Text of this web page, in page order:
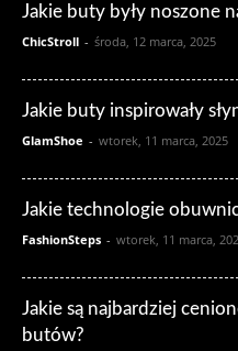
Jakie buty były noszone
ChicStroll - środa, 12 marca, 2025
Jakie buty inspirowały
GlamShoe - wtorek, 11 marca, 2025
Jakie technologie
FashionSteps - wtorek, 11 marca,
Jakie są najbardziej
butów?